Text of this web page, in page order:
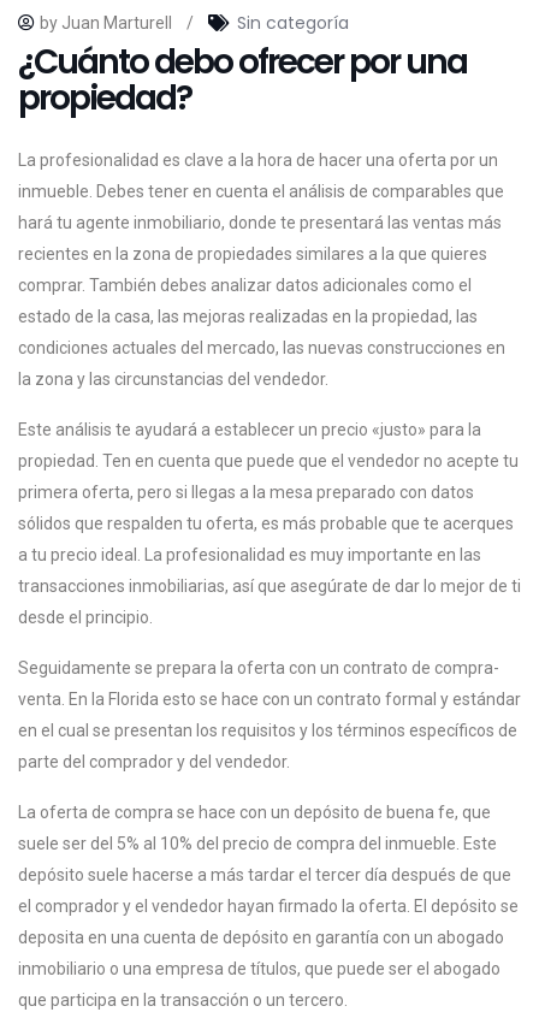
by Juan Marturell / Sin categoría
¿Cuánto debo ofrecer por una
propiedad?
La profesionalidad es clave a la hora de hacer una oferta por un
inmueble. Debes tener en cuenta el análisis de comparables que
hará tu agente inmobiliario, donde te presentará las ventas más
recientes en la zona de propiedades similares a la que quieres
comprar. También debes analizar datos adicionales como el
estado de la casa, las mejoras realizadas en la propiedad, las
condiciones actuales del mercado, las nuevas construcciones en
la zona y las circunstancias del vendedor.
Este análisis te ayudará a establecer un precio «justo» para la
propiedad. Ten en cuenta que puede que el vendedor no acepte tu
primera oferta, pero si llegas a la mesa preparado con datos
sólidos que respalden tu oferta, es más probable que te acerques
a tu precio ideal. La profesionalidad es muy importante en las
transacciones inmobiliarias, así que asegúrate de dar lo mejor de ti
desde el principio.
Seguidamente se prepara la oferta con un contrato de compra-
venta. En la Florida esto se hace con un contrato formal y estándar
en el cual se presentan los requisitos y los términos específicos de
parte del comprador y del vendedor.
La oferta de compra se hace con un depósito de buena fe, que
suele ser del 5% al 10% del precio de compra del inmueble. Este
depósito suele hacerse a más tardar el tercer día después de que
el comprador y el vendedor hayan firmado la oferta. El depósito se
deposita en una cuenta de depósito en garantía con un abogado
inmobiliario o una empresa de títulos, que puede ser el abogado
que participa en la transacción o un tercero.